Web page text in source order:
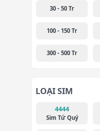
30 - 50 Tr
100 - 150 Tr
300 - 500 Tr
LOẠI SIM
4444
Sim Tứ Quý